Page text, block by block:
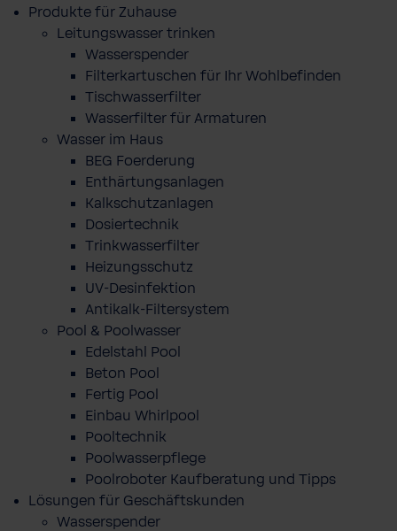
Produkte für Zuhause
Leitungswasser trinken
Wasserspender
Filterkartuschen für Ihr Wohlbefinden
Tischwasserfilter
Wasserfilter für Armaturen
Wasser im Haus
BEG Foerderung
Enthärtungsanlagen
Kalkschutzanlagen
Dosiertechnik
Trinkwasserfilter
Heizungsschutz
UV-Desinfektion
Antikalk-Filtersystem
Pool & Poolwasser
Edelstahl Pool
Beton Pool
Fertig Pool
Einbau Whirlpool
Pooltechnik
Poolwasserpflege
Poolroboter Kaufberatung und Tipps
Lösungen für Geschäftskunden
Wasserspender